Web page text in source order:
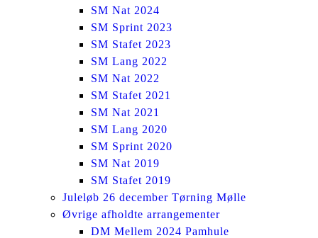
SM Nat 2024
SM Sprint 2023
SM Stafet 2023
SM Lang 2022
SM Nat 2022
SM Stafet 2021
SM Nat 2021
SM Lang 2020
SM Sprint 2020
SM Nat 2019
SM Stafet 2019
Juleløb 26 december Tørning Mølle
Øvrige afholdte arrangementer
DM Mellem 2024 Pamhule